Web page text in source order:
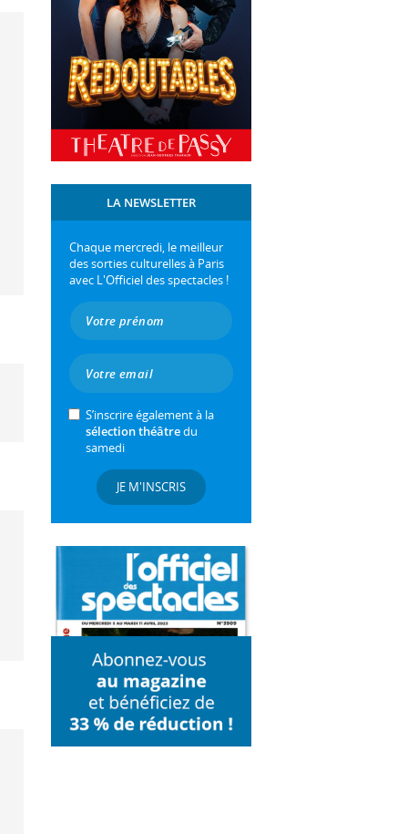
LA NEWSLETTER
Chaque mercredi, le meilleur
des sorties culturelles à Paris
avec L'Officiel des spectacles !
S’inscrire également à la
sélection théâtredu
samedi
JE M'INSCRIS